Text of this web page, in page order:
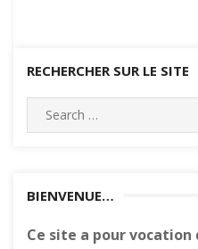
RECHERCHER SUR LE SITE
Search
for:
BIENVENUE…
Ce site a pour vocation